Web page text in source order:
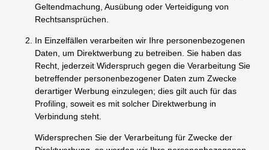
Geltendmachung, Ausübung oder Verteidigung von
Rechtsansprüchen.
In Einzelfällen verarbeiten wir Ihre personenbezogenen
Daten, um Direktwerbung zu betreiben. Sie haben das
Recht, jederzeit Widerspruch gegen die Verarbeitung Sie
betreffender personenbezogener Daten zum Zwecke
derartiger Werbung einzulegen; dies gilt auch für das
Profiling, soweit es mit solcher Direktwerbung in
Verbindung steht.
Widersprechen Sie der Verarbeitung für Zwecke der